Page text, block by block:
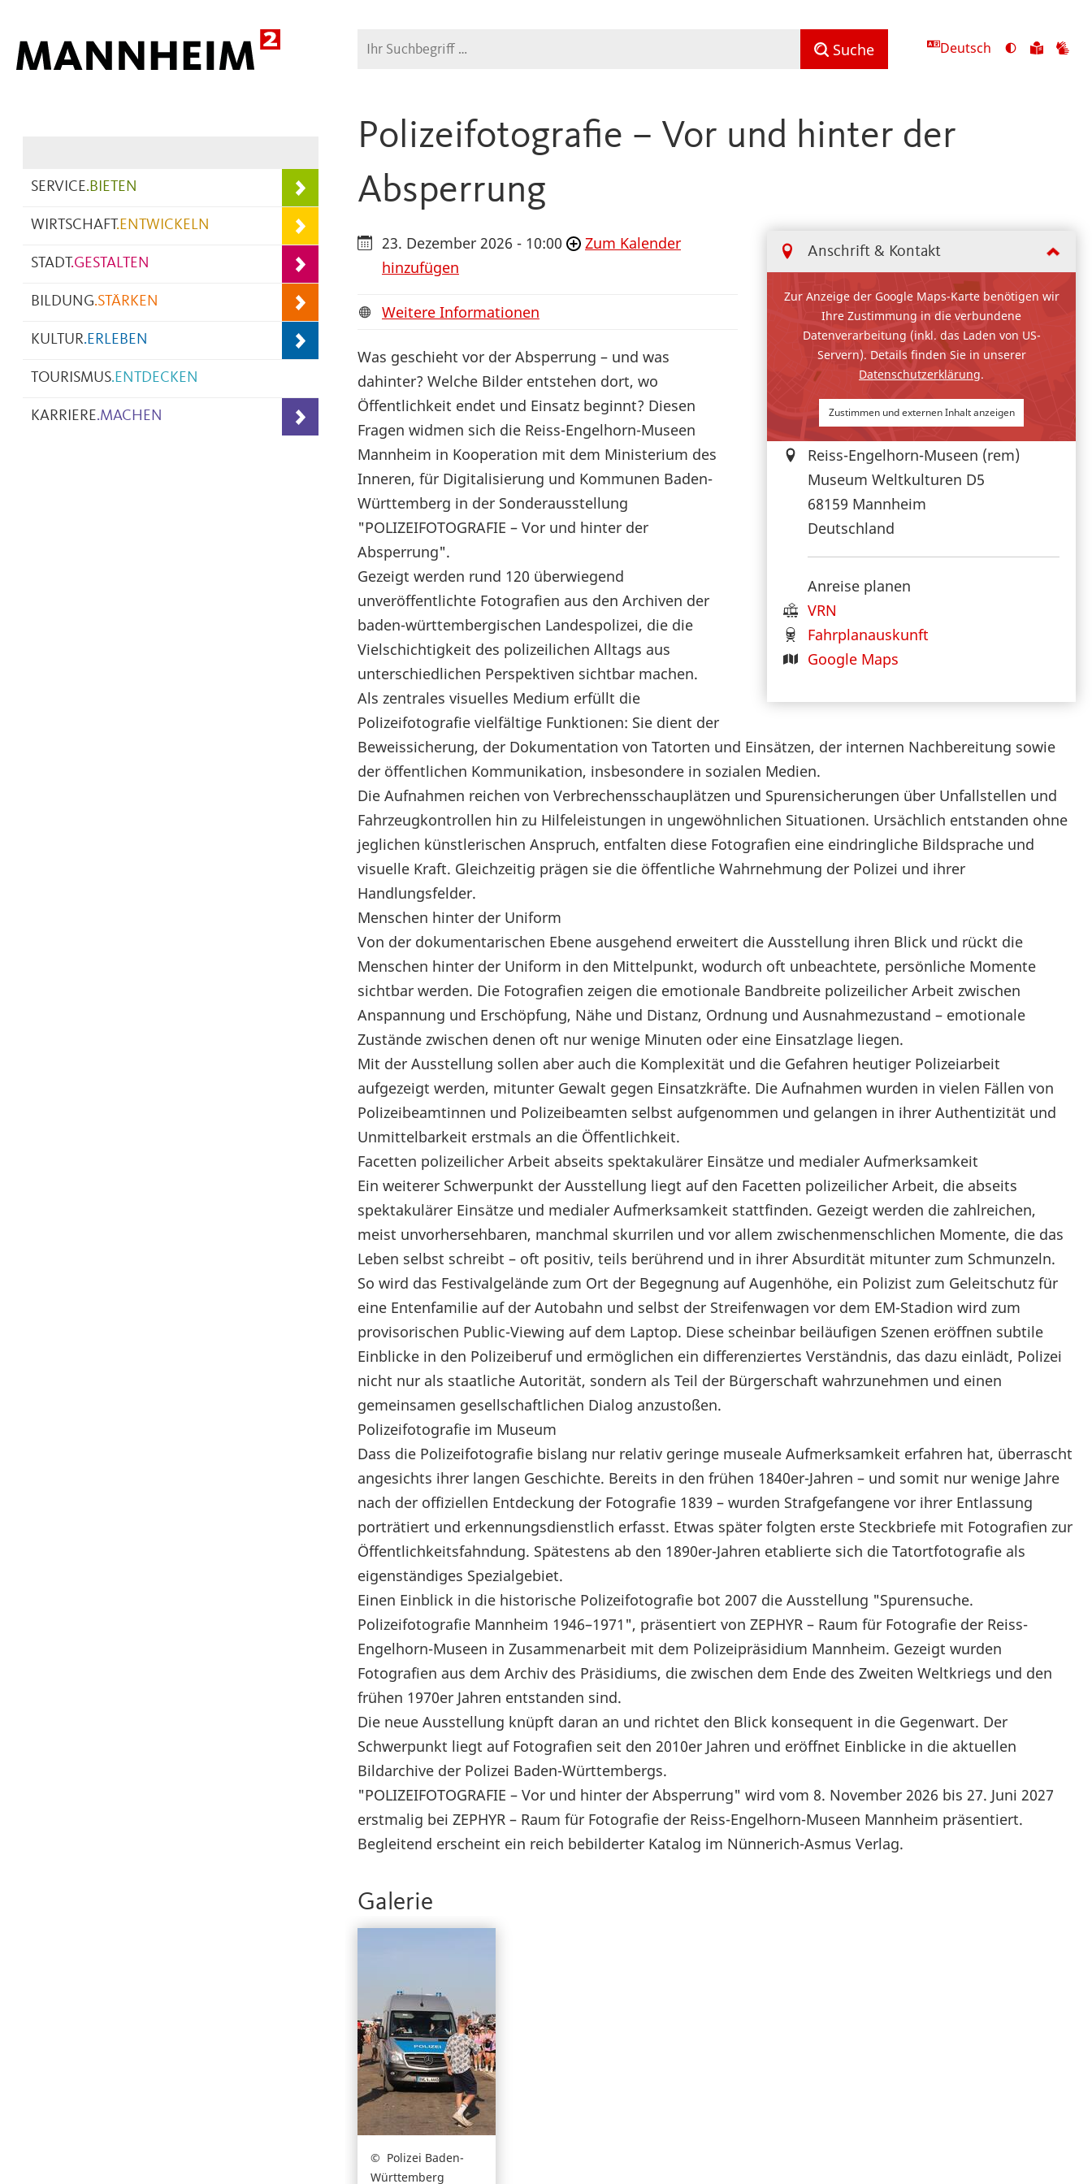
Suche Suche Deutsch
Ansicht
Zu
SERVICE.BIETEN
WIRTSCHAFT.ENTWICKELN
STADT.GESTALTEN
BILDUNG.STÄRKEN
KULTUR.ERLEBEN
TOURISMUS.ENTDECKEN
KARRIERE.MACHEN
Polizeifotografie – Vor und hinter der
Absperrung
Anschrift & Kontakt
Zur Anzeige der Google Maps-Karte benötigen wir
Ihre Zustimmung in die verbundene
Datenverarbeitung (inkl. das Laden von US-
Servern). Details finden Sie in unserer
Datenschutzerklärung.
Zustimmen und externen Inhalt anzeigen
Reiss-Engelhorn-Museen (rem)
Museum Weltkulturen D5
68159 Mannheim
Deutschland
Anreise planen
VRN
Fahrplanauskunft
Google Maps
23. Dezember 2026 - 10:00
Zum Kalender
hinzufügen
Weitere Informationen
Was geschieht vor der Absperrung – und was
dahinter? Welche Bilder entstehen dort, wo
Öffentlichkeit endet und Einsatz beginnt? Diesen
Fragen widmen sich die Reiss-Engelhorn-Museen
Mannheim in Kooperation mit dem Ministerium des
Inneren, für Digitalisierung und Kommunen Baden-
Württemberg in der Sonderausstellung
"POLIZEIFOTOGRAFIE – Vor und hinter der
Absperrung".
Gezeigt werden rund 120 überwiegend
unveröffentlichte Fotografien aus den Archiven der
baden-württembergischen Landespolizei, die die
Vielschichtigkeit des polizeilichen Alltags aus
unterschiedlichen Perspektiven sichtbar machen.
Als zentrales visuelles Medium erfüllt die
Polizeifotografie vielfältige Funktionen: Sie dient der
Beweissicherung, der Dokumentation von Tatorten und Einsätzen, der internen Nachbereitung sowie
der öffentlichen Kommunikation, insbesondere in sozialen Medien.
Die Aufnahmen reichen von Verbrechensschauplätzen und Spurensicherungen über Unfallstellen und
Fahrzeugkontrollen hin zu Hilfeleistungen in ungewöhnlichen Situationen. Ursächlich entstanden ohne
jeglichen künstlerischen Anspruch, entfalten diese Fotografien eine eindringliche Bildsprache und
visuelle Kraft. Gleichzeitig prägen sie die öffentliche Wahrnehmung der Polizei und ihrer
Handlungsfelder.
Menschen hinter der Uniform
Von der dokumentarischen Ebene ausgehend erweitert die Ausstellung ihren Blick und rückt die
Menschen hinter der Uniform in den Mittelpunkt, wodurch oft unbeachtete, persönliche Momente
sichtbar werden. Die Fotografien zeigen die emotionale Bandbreite polizeilicher Arbeit zwischen
Anspannung und Erschöpfung, Nähe und Distanz, Ordnung und Ausnahmezustand – emotionale
Zustände zwischen denen oft nur wenige Minuten oder eine Einsatzlage liegen.
Mit der Ausstellung sollen aber auch die Komplexität und die Gefahren heutiger Polizeiarbeit
aufgezeigt werden, mitunter Gewalt gegen Einsatzkräfte. Die Aufnahmen wurden in vielen Fällen von
Polizeibeamtinnen und Polizeibeamten selbst aufgenommen und gelangen in ihrer Authentizität und
Unmittelbarkeit erstmals an die Öffentlichkeit.
Facetten polizeilicher Arbeit abseits spektakulärer Einsätze und medialer Aufmerksamkeit
Ein weiterer Schwerpunkt der Ausstellung liegt auf den Facetten polizeilicher Arbeit, die abseits
spektakulärer Einsätze und medialer Aufmerksamkeit stattfinden. Gezeigt werden die zahlreichen,
meist unvorhersehbaren, manchmal skurrilen und vor allem zwischenmenschlichen Momente, die das
Leben selbst schreibt – oft positiv, teils berührend und in ihrer Absurdität mitunter zum Schmunzeln.
So wird das Festivalgelände zum Ort der Begegnung auf Augenhöhe, ein Polizist zum Geleitschutz für
eine Entenfamilie auf der Autobahn und selbst der Streifenwagen vor dem EM-Stadion wird zum
provisorischen Public-Viewing auf dem Laptop. Diese scheinbar beiläufigen Szenen eröffnen subtile
Einblicke in den Polizeiberuf und ermöglichen ein differenziertes Verständnis, das dazu einlädt, Polizei
nicht nur als staatliche Autorität, sondern als Teil der Bürgerschaft wahrzunehmen und einen
gemeinsamen gesellschaftlichen Dialog anzustoßen.
Polizeifotografie im Museum
Dass die Polizeifotografie bislang nur relativ geringe museale Aufmerksamkeit erfahren hat, überrascht
angesichts ihrer langen Geschichte. Bereits in den frühen 1840er-Jahren – und somit nur wenige Jahre
nach der offiziellen Entdeckung der Fotografie 1839 – wurden Strafgefangene vor ihrer Entlassung
porträtiert und erkennungsdienstlich erfasst. Etwas später folgten erste Steckbriefe mit Fotografien zur
Öffentlichkeitsfahndung. Spätestens ab den 1890er-Jahren etablierte sich die Tatortfotografie als
eigenständiges Spezialgebiet.
Einen Einblick in die historische Polizeifotografie bot 2007 die Ausstellung "Spurensuche.
Polizeifotografie Mannheim 1946–1971", präsentiert von ZEPHYR – Raum für Fotografie der Reiss-
Engelhorn-Museen in Zusammenarbeit mit dem Polizeipräsidium Mannheim. Gezeigt wurden
Fotografien aus dem Archiv des Präsidiums, die zwischen dem Ende des Zweiten Weltkriegs und den
frühen 1970er Jahren entstanden sind.
Die neue Ausstellung knüpft daran an und richtet den Blick konsequent in die Gegenwart. Der
Schwerpunkt liegt auf Fotografien seit den 2010er Jahren und eröffnet Einblicke in die aktuellen
Bildarchive der Polizei Baden-Württembergs.
"POLIZEIFOTOGRAFIE – Vor und hinter der Absperrung" wird vom 8. November 2026 bis 27. Juni 2027
erstmalig bei ZEPHYR – Raum für Fotografie der Reiss-Engelhorn-Museen Mannheim präsentiert.
Begleitend erscheint ein reich bebilderter Katalog im Nünnerich-Asmus Verlag.
Galerie
Polizei Baden-
Württemberg